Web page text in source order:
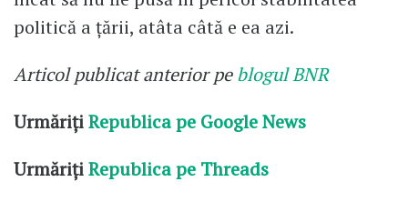
politică a ţării, atâta câtă e ea azi.
Articol publicat anterior peblogul BNR
UrmărițiRepublica pe Google News
UrmărițiRepublica pe Threads